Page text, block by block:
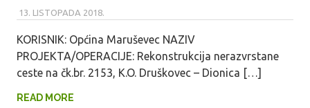
13. LISTOPADA 2018.
KORISNIK: Općina Maruševec NAZIV
PROJEKTA/OPERACIJE: Rekonstrukcija nerazvrstane
ceste na čk.br. 2153, K.O. Druškovec – Dionica […]
READ MORE